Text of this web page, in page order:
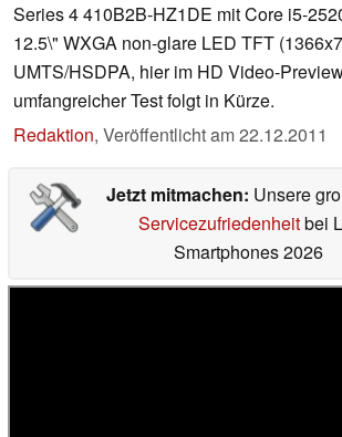
Series 4 410B2B-HZ1DE mit Core i5-
12.5\" WXGA non-glare LED TFT
UMTS/HSDPA, hier im HD Video-
umfangreicher Test folgt in Kürze.
Redaktion, Veröffentlicht am22.12.2011
Jetzt mitmachen: Unsere
Servicezufriedenheitbei
Smartphones 2026